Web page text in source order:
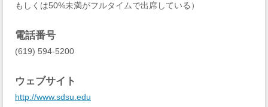
もしくは50%未満がフルタイムで出席している）
電話番号
(619) 594-5200
ウェブサイト
http://www.sdsu.edu